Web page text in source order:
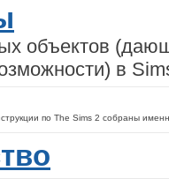
объектов
в
по The Sims 2 собраны